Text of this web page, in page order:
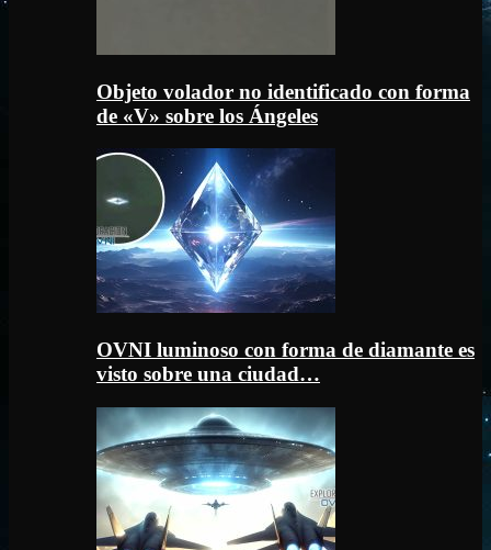
Objeto volador no identificado con forma
de «V» sobre los Ángeles
OVNI luminoso con forma de diamante es
visto sobre una ciudad…